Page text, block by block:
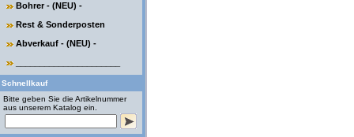
Bohrer - (NEU) -
Rest & Sonderposten
Abverkauf - (NEU) -
Schnellkauf
Bitte geben Sie die Artikelnummer
aus unserem Katalog ein.